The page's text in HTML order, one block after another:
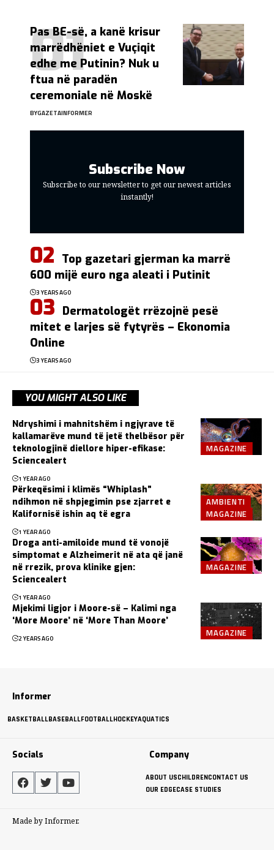
Pas BE-së, a kanë krisur
marrëdhëniet e Vuçiqit
edhe me Putinin? Nuk u
ftua në paradën
ceremoniale në Moskë
BYGAZETAINFORMER
Subscribe Now
Subscribe to our newsletter to get our newest articles
instantly!
Top gazetari gjerman ka marrë
600 mijë euro nga aleati i Putinit
3 YEARS AGO
Dermatologët rrëzojnë pesë
mitet e larjes së fytyrës – Ekonomia
Online
3 YEARS AGO
YOU MIGHT ALSO LIKE
MAGAZINE
Ndryshimi i mahnitshëm i ngjyrave të
kallamarëve mund të jetë thelbësor për
teknologjinë diellore hiper-efikase:
Sciencealert
1 YEAR AGO
AMBIENTI
MAGAZINE
Përkeqësimi i klimës “Whiplash”
ndihmon në shpjegimin pse zjarret e
Kalifornisë ishin aq të egra
1 YEAR AGO
MAGAZINE
Droga anti-amiloide mund të vonojë
simptomat e Alzheimerit në ata që janë
në rrezik, prova klinike gjen:
Sciencealert
1 YEAR AGO
MAGAZINE
Mjekimi ligjor i Moore-së – Kalimi nga
‘More Moore’ në ‘More Than Moore’
2 YEARS AGO
Informer
BASKETBALLBASEBALLFOOTBALLHOCKEYAQUATICS
Socials Company
ABOUT USCHILDRENCONTACT US
OUR EDGECASE STUDIES
Made by Informer.